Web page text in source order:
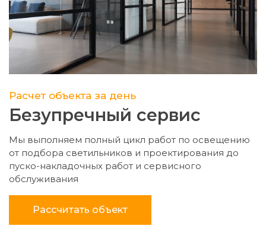
Расчет объекта за день
Безупречный сервис
Мы выполняем полный цикл работ по освещению
от подбора светильников и проектирования до
пуско-накладочных работ и сервисного
обслуживания
Рассчитать объект